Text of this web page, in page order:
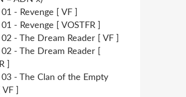
- Revenge [ VF ]
- Revenge [ VOSTFR ]
- The Dream Reader [ VF ]
- The Dream Reader [
]
03 - The Clan of the Empty
]